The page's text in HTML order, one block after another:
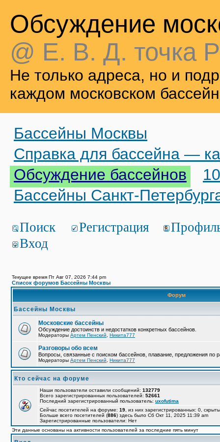
Обсуждение
@ Е. В. Д. точка
Не только адреса, но и
каждом московском
Бассейны Москвы
Справка для бассейна —
Обсуждение бассейнов
Бассейны Санкт-
Поиск Регистрация
Вход
Текущее время Пт Авг 07, 2026 7:44 pm
Список форумов Бассейны Москвы
Форум
Бассейны Москвы
Московские бассейны
Обсуждение достоинств и недостатков конкретных бассейнов.
Модераторы Артем Пенский Никита777
Разговоры обо всем
Вопросы, связанные с поиском бассейнов, плавание, предложения по
Модераторы Артем Пенский Никита777
Кто сейчас на форуме
Наши пользователи оставили сообщений: 132779
Всего зарегистрированных пользователей: 52661
Последний зарегистрированный пользователь: uxofutima
Сейчас посетителей на форуме: 19 , из них зарегистрированных: 0,
Больше всего посетителей (886) здесь было Сб Окт 11, 2025 11:39 am
Зарегистрированные пользователи: Нет
Эти данные основаны на активности пользователей за последние пять минут